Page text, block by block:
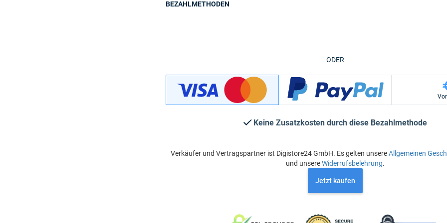
ODER
BEZAHLMETHODEN
Keine Zusatzkosten durch diese Bezahlmethode
Verkäufer und Vertragspartner ist Digistore24 GmbH. Es gelten unsereAllgemeinen
und unsereWiderrufsbelehrung.
Jetzt kaufen